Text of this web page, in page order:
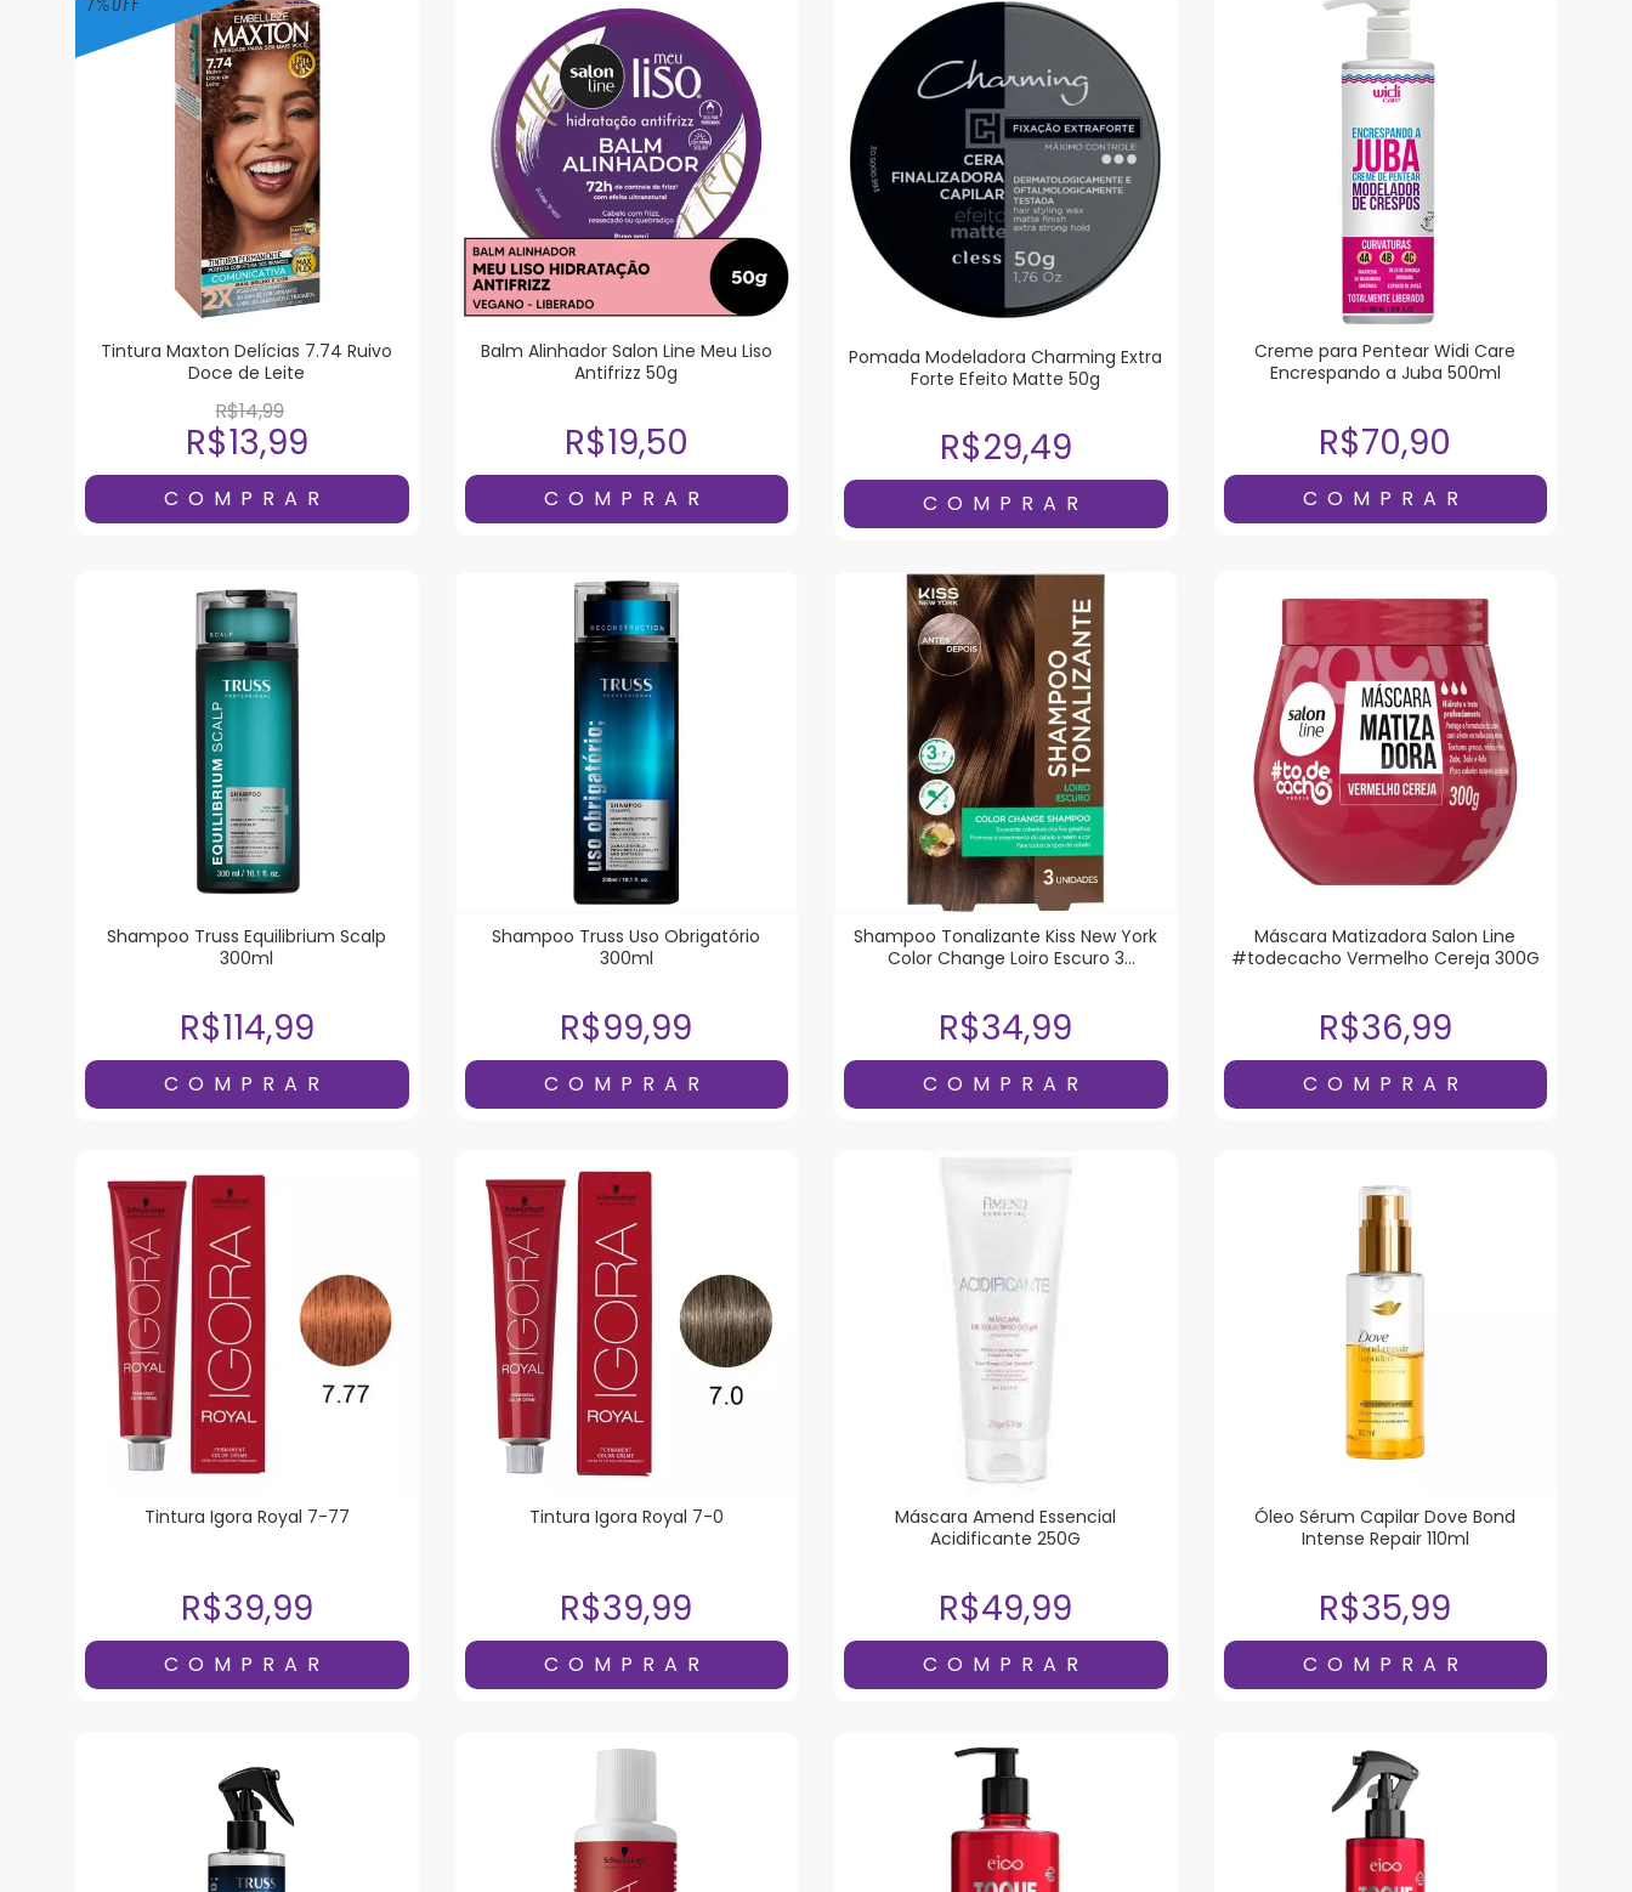
Tintura Maxton Delícias 7.74 Ruivo
Doce de Leite
R$14,99
R$13,99
Balm Alinhador Salon Line Meu Liso
Antifrizz 50g
R$19,50
Pomada Modeladora Charming Extra
Forte Efeito Matte 50g
R$29,49
Creme para Pentear Widi Care
Encrespando a Juba 500ml
R$70,90
Shampoo Truss Equilibrium Scalp
300ml
R$114,99
Shampoo Truss Uso Obrigatório
300ml
R$99,99
Shampoo Tonalizante Kiss New York
Color Change Loiro Escuro 3
R$34,99
Máscara Matizadora Salon Line
#todecacho Vermelho Cereja 300G
R$36,99
Tintura Igora Royal 7-77
R$39,99
Tintura Igora Royal 7-0
R$39,99
Máscara Amend Essencial
Acidificante 250G
R$49,99
Óleo Sérum Capilar Dove Bond
Intense Repair 110ml
R$35,99